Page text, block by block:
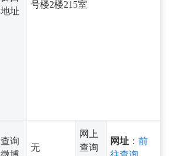
地址
号楼2楼215室
查询
无
网上
查询
网址 ：前